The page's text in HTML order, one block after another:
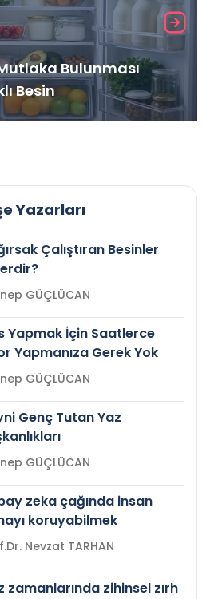
Bulunması
Besin
Yazarları
Çalıştıran Besinler
Zeynep GÜÇLÜCAN
Yapmak İçin Saatlerce
Yapmanıza Gerek Yok
Zeynep GÜÇLÜCAN
Genç Tutan Yaz
Zeynep GÜÇLÜCAN
zeka çağında insan
koruyabilmek
Prof.Dr. Nevzat TARHAN
zamanlarında zihinsel zırh